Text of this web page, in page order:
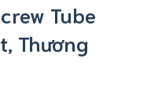
Tube
Thương